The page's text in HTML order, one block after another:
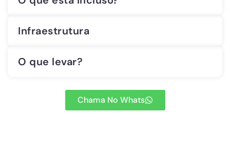
Infraestrutura
O que levar?
Chama No Whats